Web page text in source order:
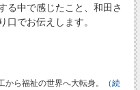
る中で感じたこと、和田さ
口でお伝えします。
ら福祉の世界へ大転身。
（続